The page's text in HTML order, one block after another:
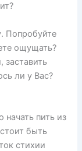
Попробуйте
ощущать?
заставить
ли у Вас?
начать пить из
быть
стихии